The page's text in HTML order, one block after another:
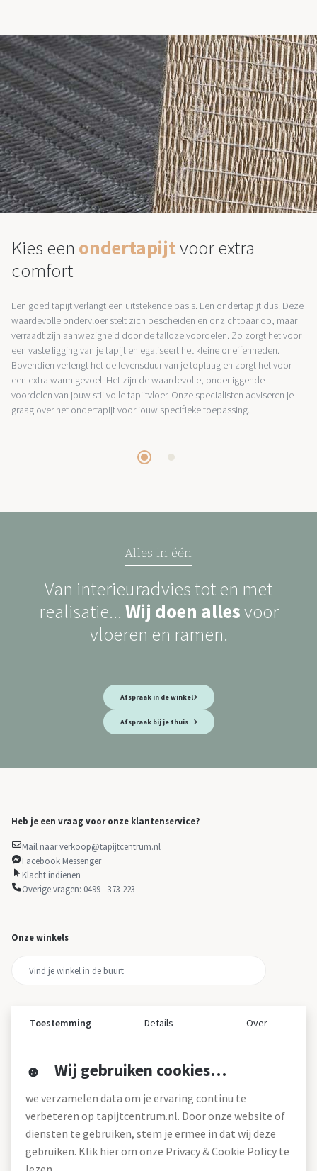
Kies een ondertapijtvoor extra
comfort
Een goed tapijt verlangt een uitstekende basis. Een ondertapijt dus. Deze
waardevolle ondervloer stelt zich bescheiden en onzichtbaar op, maar
verraadt zijn aanwezigheid door de talloze voordelen. Zo zorgt het voor
een vaste ligging van je tapijt en egaliseert het kleine oneffenheden.
Bovendien verlengt het de levensduur van je toplaag en zorgt het voor
een extra warm gevoel. Het zijn de waardevolle, onderliggende
voordelen van jouw stijlvolle tapijtvloer. Onze specialisten adviseren je
graag over het ondertapijt voor jouw specifieke toepassing.
Alles in één
Van interieuradvies tot en met
realisatie... Wij doen allesvoor
vloeren en ramen.
Afspraak in de winkel
Afspraak bij je thuis
Heb je een vraag voor onze klantenservice?
Mail naar verkoop@tapijtcentrum.nl
Facebook Messenger
Klacht indienen
Overige vragen: 0499 - 373 223
Onze winkels
Over tapijtcentrum
Werken bij
Montageservice
Blog
Toestemming Details Over
Wij gebruiken cookies…
we verzamelen data om je ervaring continu te
verbeteren op tapijtcentrum.nl. Door onze website of
diensten te gebruiken, stem je ermee in dat wij deze
gebruiken. Klik hier om onze Privacy & Cookie Policy te